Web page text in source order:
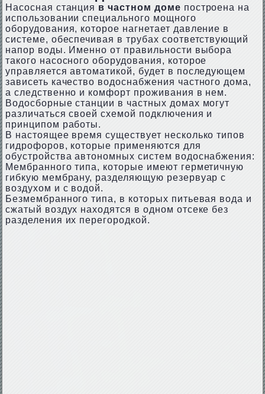
Насосная станция в частном доме построена на
использовании специального мощного
оборудования, которое нагнетает давление в
системе, обеспечивая в трубах соответствующий
напор воды. Именно от правильности выбора
такого насосного оборудования, которое
управляется автоматикой, будет в последующем
зависеть качество водоснабжения частного дома,
а следственно и комфорт проживания в нем.
Водосборные станции в частных домах могут
различаться своей схемой подключения и
принципом работы.
В настоящее время существует несколько типов
гидрофоров, которые применяются для
обустройства автономных систем водоснабжения:
Мембранного типа, которые имеют герметичную
гибкую мембрану, разделяющую резервуар с
воздухом и с водой.
Безмембранного типа, в которых питьевая вода и
сжатый воздух находятся в одном отсеке без
разделения их перегородкой.